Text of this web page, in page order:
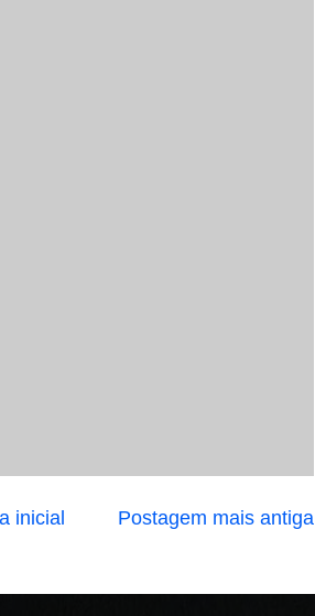
Postagem mais antiga
inicial